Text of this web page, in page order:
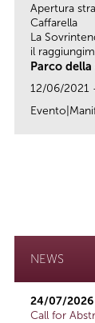
Apertura
Caffarella
La
il
Parco
12/06/2021
NEWS
24/07/2026
Call for